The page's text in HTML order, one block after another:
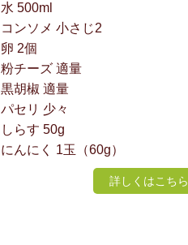
水 500ml
コンソメ 小さじ2
卵 2個
粉チーズ 適量
黒胡椒 適量
パセリ 少々
しらす 50g
にんにく 1玉（60g）
詳しくはこちら